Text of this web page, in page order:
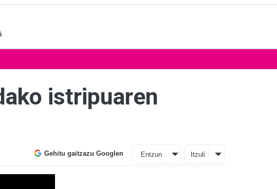
istripuaren
Gehitu gaitzazu Googlen Entzun Itzuli